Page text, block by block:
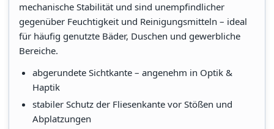
mechanische Stabilität und sind unempfindlicher
gegenüber Feuchtigkeit und Reinigungsmitteln – ideal
für häufig genutzte Bäder, Duschen und gewerbliche
Bereiche.
abgerundete Sichtkante – angenehm in Optik &
Haptik
stabiler Schutz der Fliesenkante vor Stößen und
Abplatzungen